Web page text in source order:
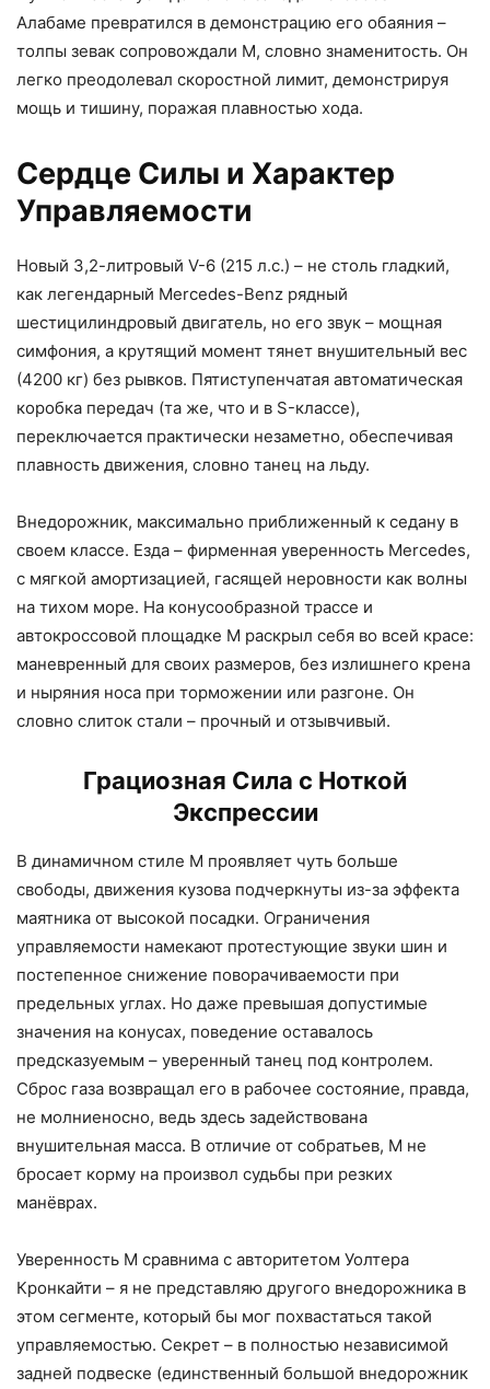
Алабаме превратился в демонстрацию его обаяния –
толпы зевак сопровождали M, словно знаменитость. Он
легко преодолевал скоростной лимит, демонстрируя
мощь и тишину, поражая плавностью хода.
Сердце Силы и Характер
Управляемости
Новый 3,2-литровый V-6 (215 л.с.) – не столь гладкий,
как легендарный Mercedes-Benz рядный
шестицилиндровый двигатель, но его звук – мощная
симфония, а крутящий момент тянет внушительный вес
(4200 кг) без рывков. Пятиступенчатая автоматическая
коробка передач (та же, что и в S-классе),
переключается практически незаметно, обеспечивая
плавность движения, словно танец на льду.
Внедорожник, максимально приближенный к седану в
своем классе. Езда – фирменная уверенность Mercedes,
с мягкой амортизацией, гасящей неровности как волны
на тихом море. На конусообразной трассе и
автокроссовой площадке M раскрыл себя во всей красе:
маневренный для своих размеров, без излишнего крена
и ныряния носа при торможении или разгоне. Он
словно слиток стали – прочный и отзывчивый.
Грациозная Сила с Ноткой
Экспрессии
В динамичном стиле M проявляет чуть больше
свободы, движения кузова подчеркнуты из-за эффекта
маятника от высокой посадки. Ограничения
управляемости намекают протестующие звуки шин и
постепенное снижение поворачиваемости при
предельных углах. Но даже превышая допустимые
значения на конусах, поведение оставалось
предсказуемым – уверенный танец под контролем.
Сброс газа возвращал его в рабочее состояние, правда,
не молниеносно, ведь здесь задействована
внушительная масса. В отличие от собратьев, M не
бросает корму на произвол судьбы при резких
манёврах.
Уверенность M сравнима с авторитетом Уолтера
Кронкайти – я не представляю другого внедорожника в
этом сегменте, который бы мог похвастаться такой
управляемостью. Секрет – в полностью независимой
задней подвеске (единственный большой внедорожник